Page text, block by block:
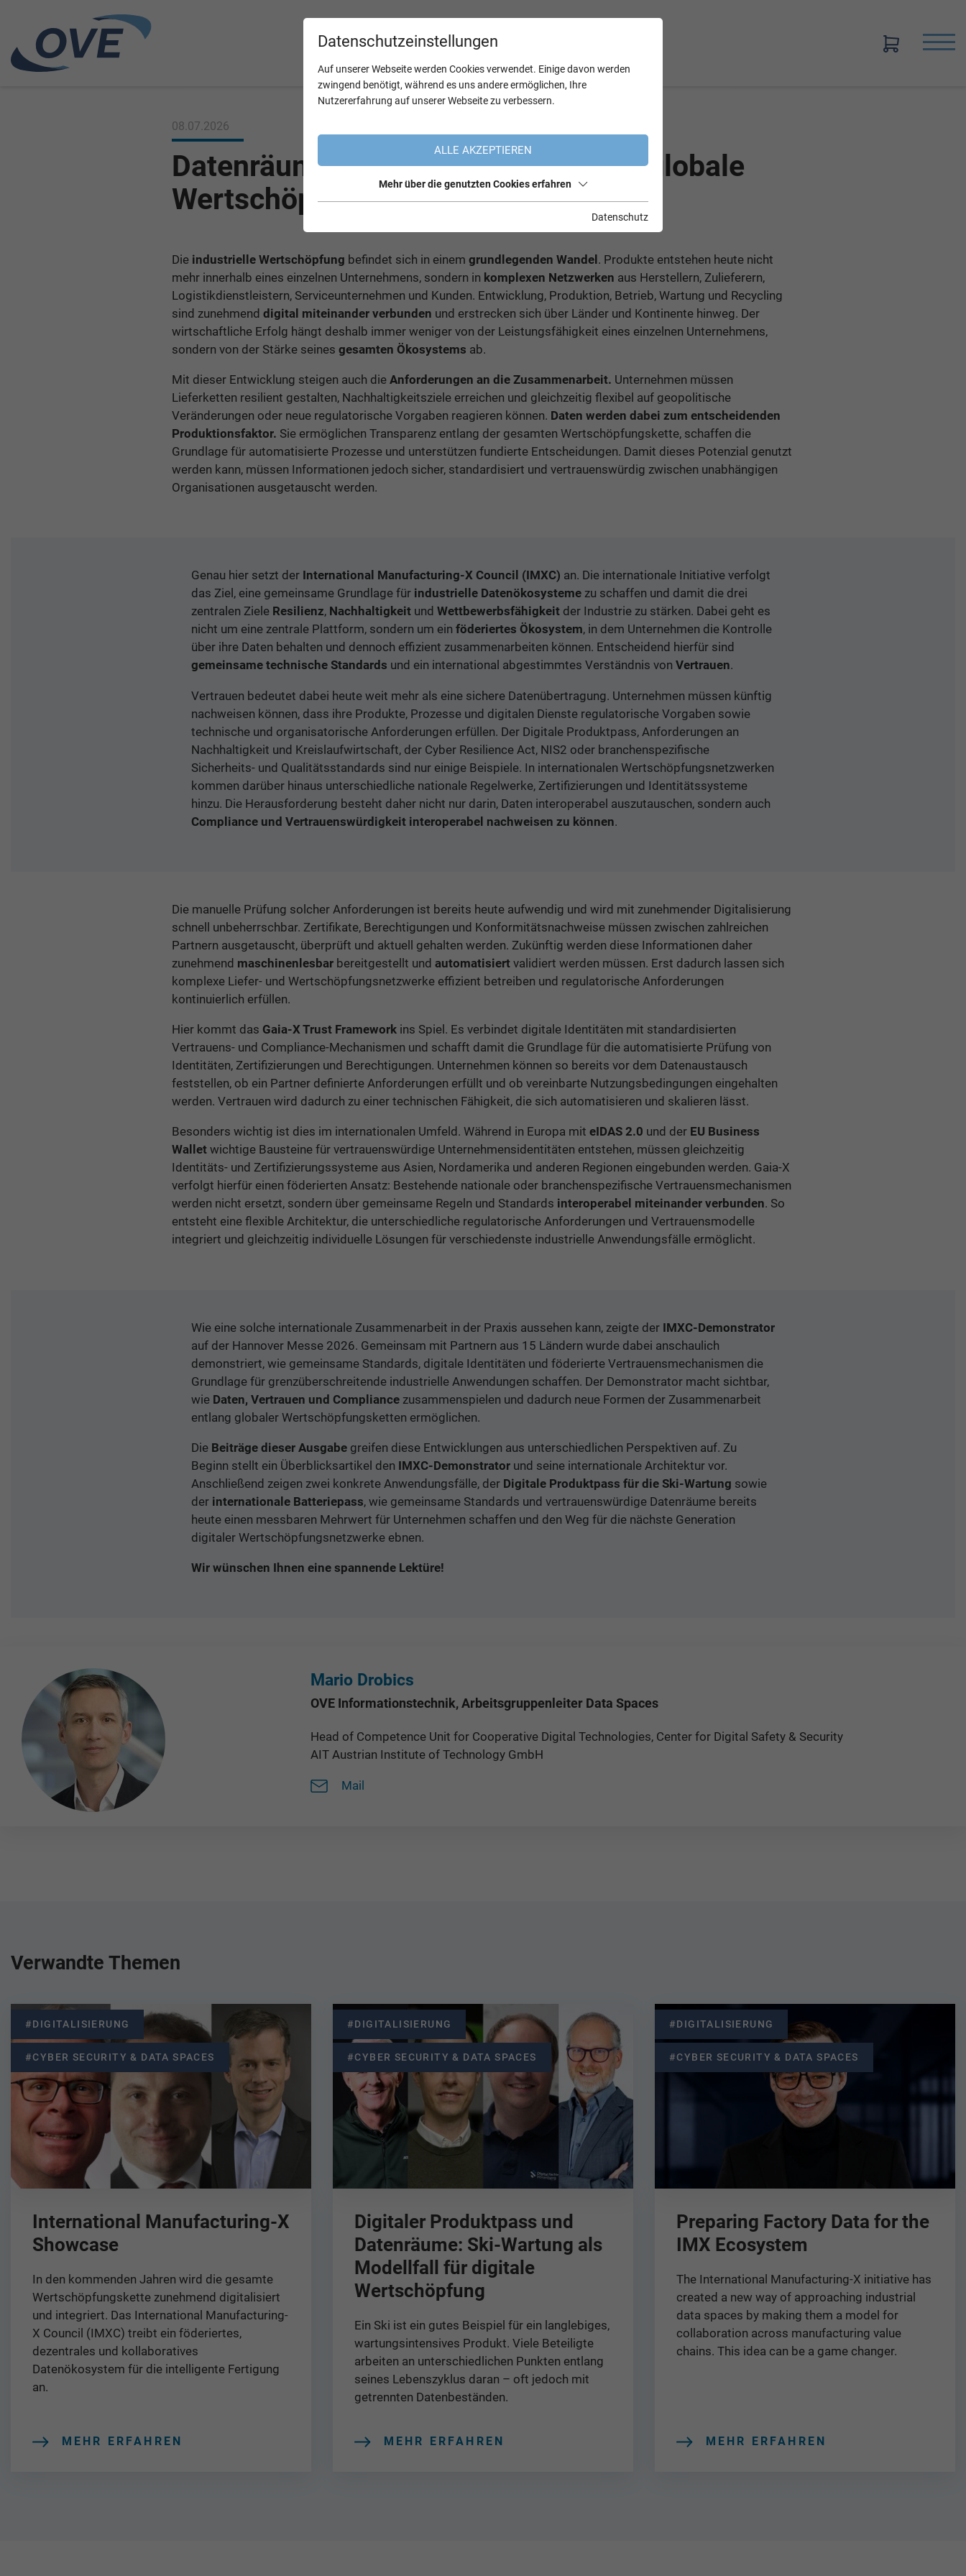
08.07.2026
Datenräume schaffen Vertrauen für globale
Wertschöpfung
Die industrielle Wertschöpfung befindet sich in einem grundlegenden Wandel. Produkte entstehen heute nicht
mehr innerhalb eines einzelnen Unternehmens, sondern in komplexen Netzwerken aus Herstellern, Zulieferern,
Logistikdienstleistern, Serviceunternehmen und Kunden. Entwicklung, Produktion, Betrieb, Wartung und Recycling
sind zunehmend digital miteinander verbunden und erstrecken sich über Länder und Kontinente hinweg. Der
wirtschaftliche Erfolg hängt deshalb immer weniger von der Leistungsfähigkeit eines einzelnen Unternehmens,
sondern von der Stärke seines gesamten Ökosystems ab.
Mit dieser Entwicklung steigen auch die Anforderungen an die Zusammenarbeit. Unternehmen müssen
Lieferketten resilient gestalten, Nachhaltigkeitsziele erreichen und gleichzeitig flexibel auf geopolitische
Veränderungen oder neue regulatorische Vorgaben reagieren können. Daten werden dabei zum entscheidenden
Produktionsfaktor. Sie ermöglichen Transparenz entlang der gesamten Wertschöpfungskette, schaffen die
Grundlage für automatisierte Prozesse und unterstützen fundierte Entscheidungen. Damit dieses Potenzial genutzt
werden kann, müssen Informationen jedoch sicher, standardisiert und vertrauenswürdig zwischen unabhängigen
Organisationen ausgetauscht werden.
Genau hier setzt der International Manufacturing-X Council (IMXC) an. Die internationale Initiative verfolgt
das Ziel, eine gemeinsame Grundlage für industrielle Datenökosystemezu schaffen und damit die drei
zentralen Ziele Resilienz, Nachhaltigkeitund Wettbewerbsfähigkeitder Industrie zu stärken. Dabei geht es
nicht um eine zentrale Plattform, sondern um ein föderiertes Ökosystem, in dem Unternehmen die Kontrolle
über ihre Daten behalten und dennoch effizient zusammenarbeiten können. Entscheidend hierfür sind
gemeinsame technische Standards und ein international abgestimmtes Verständnis von Vertrauen.
Vertrauen bedeutet dabei heute weit mehr als eine sichere Datenübertragung. Unternehmen müssen künftig
nachweisen können, dass ihre Produkte, Prozesse und digitalen Dienste regulatorische Vorgaben sowie
technische und organisatorische Anforderungen erfüllen. Der Digitale Produktpass, Anforderungen an
Nachhaltigkeit und Kreislaufwirtschaft, der Cyber Resilience Act, NIS2 oder branchenspezifische
Sicherheits- und Qualitätsstandards sind nur einige Beispiele. In internationalen Wertschöpfungsnetzwerken
kommen darüber hinaus unterschiedliche nationale Regelwerke, Zertifizierungen und Identitätssysteme
hinzu. Die Herausforderung besteht daher nicht nur darin, Daten interoperabel auszutauschen, sondern auch
Compliance und Vertrauenswürdigkeit interoperabel nachweisen zu können.
Die manuelle Prüfung solcher Anforderungen ist bereits heute aufwendig und wird mit zunehmender Digitalisierung
schnell unbeherrschbar. Zertifikate, Berechtigungen und Konformitätsnachweise müssen zwischen zahlreichen
Partnern ausgetauscht, überprüft und aktuell gehalten werden. Zukünftig werden diese Informationen daher
zunehmend maschinenlesbar bereitgestellt und automatisiert validiert werden müssen. Erst dadurch lassen sich
komplexe Liefer- und Wertschöpfungsnetzwerke effizient betreiben und regulatorische Anforderungen
kontinuierlich erfüllen.
Hier kommt das Gaia-X Trust Framework ins Spiel. Es verbindet digitale Identitäten mit standardisierten
Vertrauens- und Compliance-Mechanismen und schafft damit die Grundlage für die automatisierte Prüfung von
Identitäten, Zertifizierungen und Berechtigungen. Unternehmen können so bereits vor dem Datenaustausch
feststellen, ob ein Partner definierte Anforderungen erfüllt und ob vereinbarte Nutzungsbedingungen eingehalten
werden. Vertrauen wird dadurch zu einer technischen Fähigkeit, die sich automatisieren und skalieren lässt.
Besonders wichtig ist dies im internationalen Umfeld. Während in Europa mit eIDAS 2.0 und der EU Business
Wallet wichtige Bausteine für vertrauenswürdige Unternehmensidentitäten entstehen, müssen gleichzeitig
Identitäts- und Zertifizierungssysteme aus Asien, Nordamerika und anderen Regionen eingebunden werden. Gaia-X
verfolgt hierfür einen föderierten Ansatz: Bestehende nationale oder branchenspezifische Vertrauensmechanismen
werden nicht ersetzt, sondern über gemeinsame Regeln und Standards interoperabel miteinander verbunden. So
entsteht eine flexible Architektur, die unterschiedliche regulatorische Anforderungen und Vertrauensmodelle
integriert und gleichzeitig individuelle Lösungen für verschiedenste industrielle Anwendungsfälle ermöglicht.
Wie eine solche internationale Zusammenarbeit in der Praxis aussehen kann, zeigte der IMXC-Demonstrator
auf der Hannover Messe 2026. Gemeinsam mit Partnern aus 15 Ländern wurde dabei anschaulich
demonstriert, wie gemeinsame Standards, digitale Identitäten und föderierte Vertrauensmechanismen die
Grundlage für grenzüberschreitende industrielle Anwendungen schaffen. Der Demonstrator macht sichtbar,
wie Daten, Vertrauen und Compliancezusammenspielen und dadurch neue Formen der Zusammenarbeit
entlang globaler Wertschöpfungsketten ermöglichen.
Die Beiträge dieser Ausgabegreifen diese Entwicklungen aus unterschiedlichen Perspektiven auf. Zu
Beginn stellt ein Überblicksartikel den IMXC-Demonstrator und seine internationale Architektur vor.
Anschließend zeigen zwei konkrete Anwendungsfälle, der Digitale Produktpass für die Ski-Wartung sowie
der internationale Batteriepass, wie gemeinsame Standards und vertrauenswürdige Datenräume bereits
heute einen messbaren Mehrwert für Unternehmen schaffen und den Weg für die nächste Generation
digitaler Wertschöpfungsnetzwerke ebnen.
Wir wünschen Ihnen eine spannende Lektüre!
Mario Drobics
OVE Informationstechnik, Arbeitsgruppenleiter Data Spaces
Head of Competence Unit for Cooperative Digital Technologies, Center for Digital Safety & Security
AIT Austrian Institute of Technology GmbH
Mail
Verwandte Themen
#DIGITALISIERUNG
#CYBER SECURITY & DATA SPACES
International Manufacturing-X
Showcase
In den kommenden Jahren wird die gesamte
Wertschöpfungskette zunehmend digitalisiert
und integriert. Das International Manufacturing-
X Council (IMXC) treibt ein föderiertes,
dezentrales und kollaboratives
Datenökosystem für die intelligente Fertigung
an.
MEHR ERFAHREN
#DIGITALISIERUNG
#CYBER SECURITY & DATA SPACES
Digitaler Produktpass und
Datenräume: Ski-Wartung als
Modellfall für digitale
Wertschöpfung
Ein Ski ist ein gutes Beispiel für ein langlebiges,
wartungsintensives Produkt. Viele Beteiligte
arbeiten an unterschiedlichen Punkten entlang
seines Lebenszyklus daran – oft jedoch mit
getrennten Datenbeständen.
MEHR ERFAHREN
#DIGITALISIERUNG
#CYBER SECURITY & DATA SPACES
Preparing Factory Data for the
IMX Ecosystem
The International Manufacturing-X initiative has
created a new way of approaching industrial
data spaces by making them a model for
collaboration across manufacturing value
chains. This idea can be a game changer.
MEHR ERFAHREN
Datenschutzeinstellungen
Auf unserer Webseite werden Cookies verwendet. Einige davon werden
zwingend benötigt, während es uns andere ermöglichen, Ihre
Nutzererfahrung auf unserer Webseite zu verbessern.
ALLE AKZEPTIEREN
Mehr über die genutzten Cookies erfahren
Datenschutz